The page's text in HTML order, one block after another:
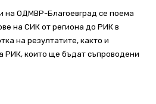
на ОДМВР-Благоевград се поема
на СИК от региона до РИК в
на резултатите, както и
РИК, които ще бъдат съпроводени